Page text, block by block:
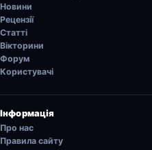
Новини
Рецензії
Статті
Вікторини
Форум
Користувачі
Інформація
Про нас
Правила сайту